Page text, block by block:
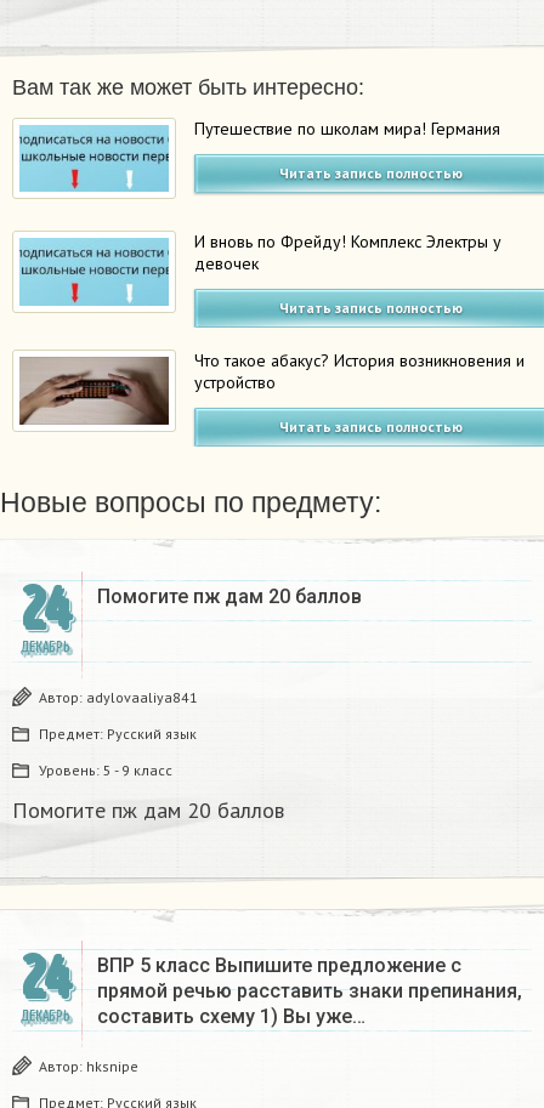
Вам так же может быть интересно:
Путешествие по школам мира! Германия
Читать запись полностью
И вновь по Фрейду! Комплекс Электры у
девочек
Читать запись полностью
Что такое абакус? История возникновения и
устройство
Читать запись полностью
Новые вопросы по предмету:
24
ДЕКАБРЬ
Помогите пж дам 20 баллов ​
Автор: adylovaaliya841
Предмет: Русский язык
Уровень: 5 - 9 класс
Помогите пж дам 20 баллов ​
24
ДЕКАБРЬ
ВПР 5 класс Выпишите предложение с
прямой речью расставить знаки препинания,
составить схему 1) Вы уже…
Автор: hksnipe
Предмет: Русский язык